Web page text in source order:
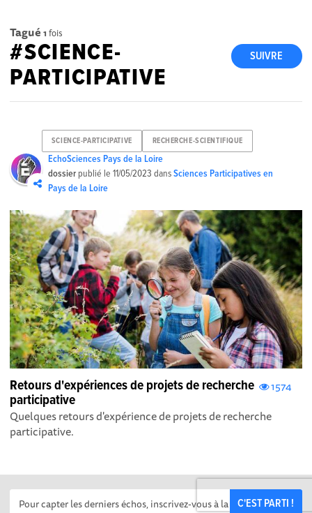
Tagué 1 fois
SUIVRE
#SCIENCE-
PARTICIPATIVE
SCIENCE-PARTICIPATIVE RECHERCHE-SCIENTIFIQUE
EchoSciences Pays de la Loire
dossier publié le11/05/2023 dansSciences Participatives en
Pays de la Loire
1574
Retours d'expériences de projets de recherche
participative
Quelques retours d'expérience de projets de recherche
participative.
C'EST PARTI !